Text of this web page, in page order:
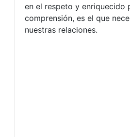
en el respeto y enriquecido
comprensión, es el que
nuestras relaciones.